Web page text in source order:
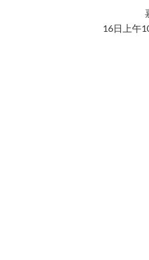
16日上午